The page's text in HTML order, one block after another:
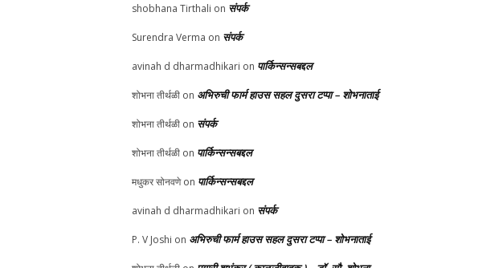
shobhana Tirthali on संपर्क
Surendra Verma on संपर्क
avinah d dharmadhikari on पार्किन्सन्सबद्दल
शोभना तीर्थळी on अभिरुची फार्म हाउस सहल दुसरा टप्पा – शोभनाताई
शोभना तीर्थळी on संपर्क
शोभना तीर्थळी on पार्किन्सन्सबद्दल
मधुकर सोनवणेon पार्किन्सन्सबद्दल
avinah d dharmadhikari on संपर्क
P. V Joshi on अभिरुची फार्म हाउस सहल दुसरा टप्पा – शोभनाताई